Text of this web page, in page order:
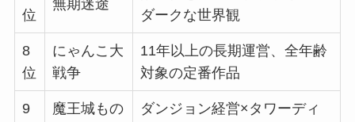
位
無期迷途
ダークな世界観
8
位
にゃんこ大
戦争
11年以上の長期運営、全年齢
対象の定番作品
9
魔王城もの
ダンジョン経営×タワーディ